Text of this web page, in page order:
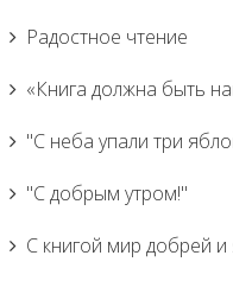
Радостное чтение
«Книга должна быть
"С неба упали три
"С добрым утром!"
С книгой мир добрей и